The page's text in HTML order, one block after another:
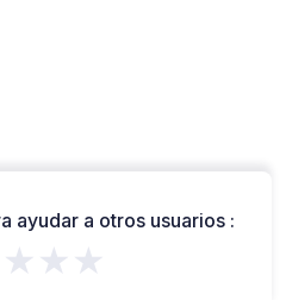
ayudar a otros usuarios :